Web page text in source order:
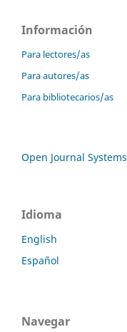
Información
Para lectores/as
Para autores/as
Para bibliotecarios/as
Open Journal Systems
Idioma
English
Español
Navegar